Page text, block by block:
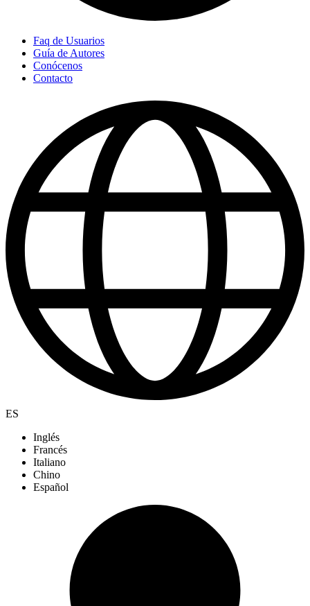
Faq de Usuarios
Guía de Autores
Conócenos
Contacto
ES
Inglés
Francés
Italiano
Chino
Español